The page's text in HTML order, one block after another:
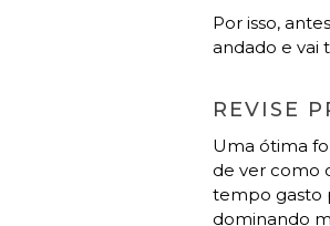
Por isso,
andado e vai
REVISE
Uma ótima
de ver como
tempo gasto
dominando